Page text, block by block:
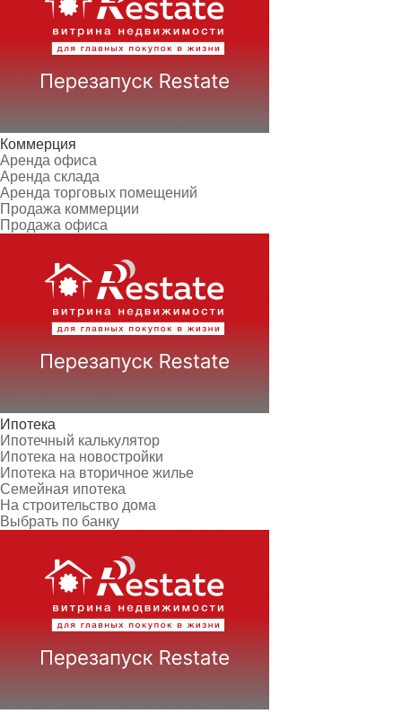
Коммерция
Аренда офиса
Аренда склада
Аренда торговых помещений
Продажа коммерции
Продажа офиса
Ипотека
Ипотечный калькулятор
Ипотека на новостройки
Ипотека на вторичное жилье
Семейная ипотека
На строительство дома
Выбрать по банку